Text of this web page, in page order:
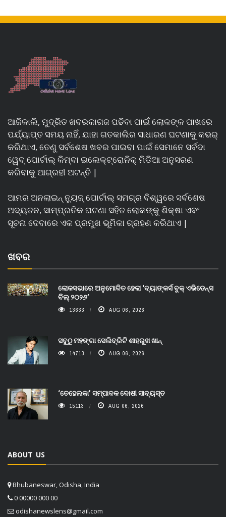
ଆଜିକାଲି, ମୁଦ୍ରିତ ଖବରକାଗଜ ପଢିବା ପାଇଁ ଲୋକଙ୍କ ପାଖରେ
ପର୍ଯ୍ୟାପ୍ତ ସମୟ ନାହିଁ, ଯାହା ଗତକାଲିର ସାଧାରଣ ଘଟଣାକୁ କଭର୍
କରିଥାଏ, ତେଣୁ ସର୍ବଶେଷ ଖବର ପାଇବା ପାଇଁ ସେମାନେ ସର୍ବଦା
ୱେବ୍ ପୋର୍ଟାଲ୍ କିମ୍ବା ଇଲେକ୍ଟ୍ରୋନିକ୍ ମିଡିଆ ଅନୁସରଣ
କରିବାକୁ ଆଗ୍ରହୀ ଅଟନ୍ତି |
ଆମର ଅନଲାଇନ୍ ନ୍ୟୁଜ୍ ପୋର୍ଟାଲ୍ ସମଗ୍ର ବିଶ୍ୱରେ ସର୍ବଶେଷ
ଅଦ୍ୟତନ, ସାମ୍ପ୍ରତିକ ଘଟଣା ସହିତ ଲୋକଙ୍କୁ ଶିକ୍ଷା ଏବଂ
ସୂଚନା ଦେବାରେ ଏକ ପ୍ରମୁଖ ଭୂମିକା ଗ୍ରହଣ କରିଥାଏ |
ଖବର
ଲୋକସଭାରେ ଅନୁମୋଦିତ ହେଲା ‘ବ୍ୟାଙ୍କର୍ସ ବୁକ୍ ଏଭିଡେନ୍ସ
ବିଲ୍ ୨୦୨୬’
13633 AUG 06, 2026
ସବୁଠୁ ମହଙ୍ଗା ସେଲିବ୍ରିଟି ଶାହରୁଖ ଖାନ୍
14713 AUG 06, 2026
‘ତେହେଲକା’ ସମ୍ପାଦକ ଦୋଷୀ ସାବ୍ୟସ୍ତ
15113 AUG 06, 2026
ABOUT US
Bhubaneswar, Odisha, India
0 00000 000 00
odishanewslens@gmail.com